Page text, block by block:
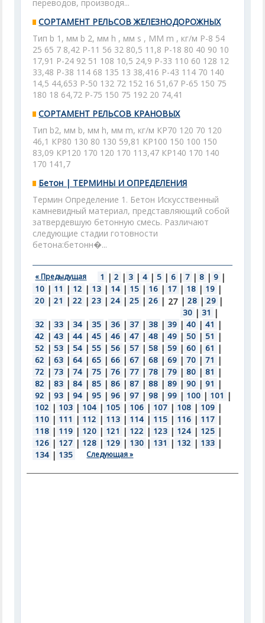
переводов, производя...
СОРТАМЕНТ РЕЛЬСОВ ЖЕЛЕЗНОДОРОЖНЫХ
Тип b 1, мм b 2, мм h , мм s , ММ m , кг/м Р-8 54
25 65 7 8,42 P-11 56 32 80,5 11,8 P-18 80 40 90 10
17,91 Р-24 92 51 108 10,5 24,9 P-33 110 60 128 12
33,48 P-38 114 68 135 13 38,416 P-43 114 70 140
14,5 44,653 Р-50 132 72 152 16 51,67 P-65 150 75
180 18 64,72 Р-75 150 75 192 20 74,41
СОРТАМЕНТ РЕЛЬСОВ КРАНОВЫХ
Тип b2, мм b, мм h, мм m, кг/м КР70 120 70 120
46,1 КР80 130 80 130 59,81 КР100 150 100 150
83,09 КР120 170 120 170 113,47 КР140 170 140
170 141,7
Бетон | ТЕРМИНЫ И ОПРЕДЕЛЕНИЯ
Термин Определение 1. Бетон Искусственный
камневидный материал, представляющий собой
затвердевшую бетонную смесь. Различают
следующие стадии готовности
бетона:бетонн�...
« Предыдущая 1 | 2 | 3 | 4 | 5 | 6 | 7 | 8 | 9 |
10 | 11 | 12 | 13 | 14 | 15 | 16 | 17 | 18 | 19 |
20 | 21 | 22 | 23 | 24 | 25 | 26 | 27 | 28 | 29 |
30 | 31 |
32 | 33 | 34 | 35 | 36 | 37 | 38 | 39 | 40 | 41 |
42 | 43 | 44 | 45 | 46 | 47 | 48 | 49 | 50 | 51 |
52 | 53 | 54 | 55 | 56 | 57 | 58 | 59 | 60 | 61 |
62 | 63 | 64 | 65 | 66 | 67 | 68 | 69 | 70 | 71 |
72 | 73 | 74 | 75 | 76 | 77 | 78 | 79 | 80 | 81 |
82 | 83 | 84 | 85 | 86 | 87 | 88 | 89 | 90 | 91 |
92 | 93 | 94 | 95 | 96 | 97 | 98 | 99 | 100 | 101 |
102 | 103 | 104 | 105 | 106 | 107 | 108 | 109 |
110 | 111 | 112 | 113 | 114 | 115 | 116 | 117 |
118 | 119 | 120 | 121 | 122 | 123 | 124 | 125 |
126 | 127 | 128 | 129 | 130 | 131 | 132 | 133 |
134 | 135 Следующая »